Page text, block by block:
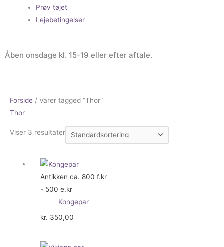
Prøv tøjet
Lejebetingelser
Åben onsdage kl. 15-19 eller efter aftale.
Forside / Varer tagged “Thor”
Thor
Viser 3 resultater
Antikken ca. 800 f.kr
- 500 e.kr
Kongepar
kr. 350,00